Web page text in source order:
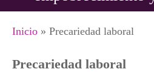
Se encuentra
Inicio » Precariedad laboral
Precariedad laboral